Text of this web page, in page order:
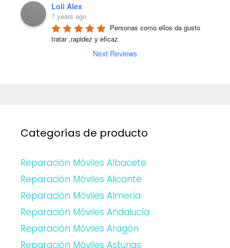
Loli Alex
7 years ago
Personas como ellos da gusto
tratar ,rapidez y eficaz
Next Reviews
Categorías de producto
Reparación Móviles Albacete
Reparación Móviles Alicante
Reparación Móviles Almería
Reparación Móviles Andalucía
Reparación Móviles Aragón
Reparación Móviles Asturias